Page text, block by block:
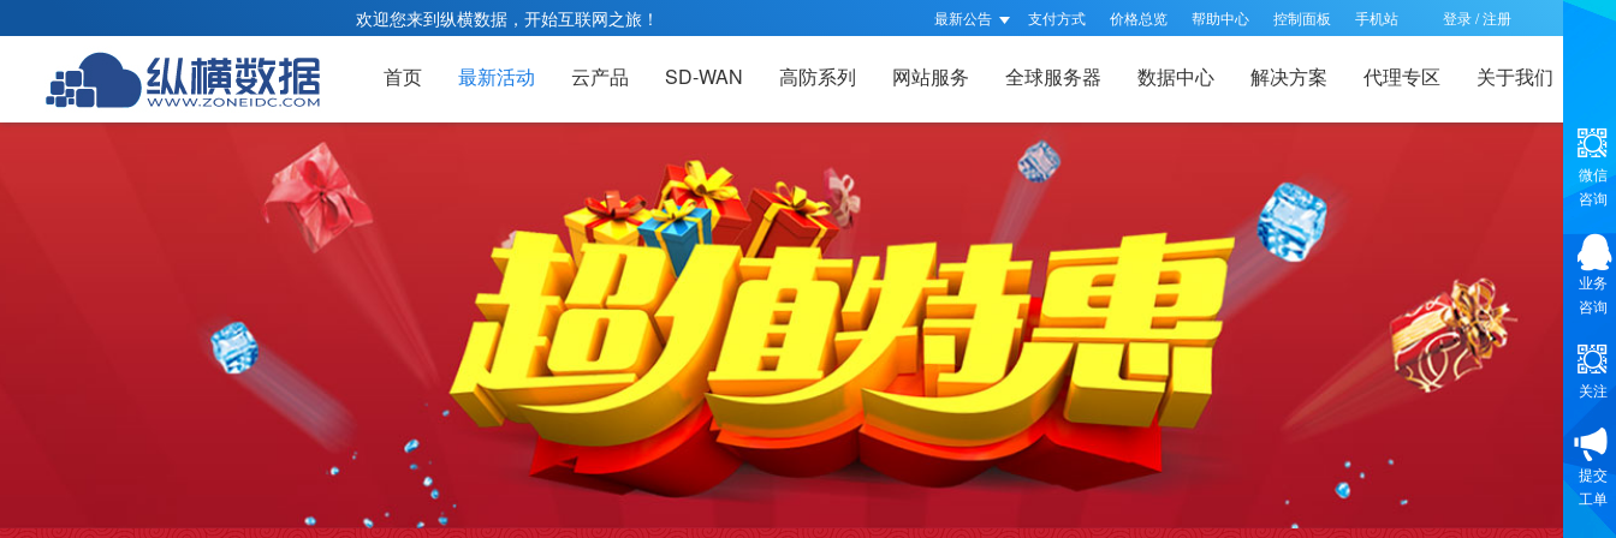
最新公告 支付方式 价格总览 帮助中心 控制面板 手机站 登录/注册
欢迎您来到纵横数据，开始互联网之旅！
首页 最新活动 云产品 SD-WAN 高防系列 网站服务 全球服务器 数据中心 解决方案 代理专区 关于我们
微信
咨询
业务
咨询
关注
提交
工单